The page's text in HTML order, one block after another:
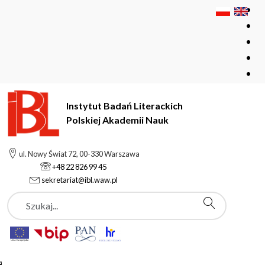
Instytut Badań Literackich
Polskiej Akademii Nauk
ul. Nowy Świat 72, 00-330 Warszawa
+48 22 826 99 45
sekretariat@ibl.waw.pl
Szukaj
Instytut Badań Literackich Polskiej Akademii Nauk
Pracownie i zespoły
Zespół ds. Cyfryzacji
Kartoteki Bara